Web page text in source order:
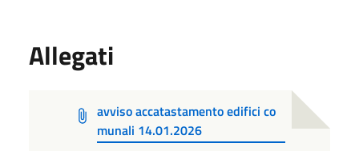
Allegati
avviso accatastamento edifici co
munali 14.01.2026